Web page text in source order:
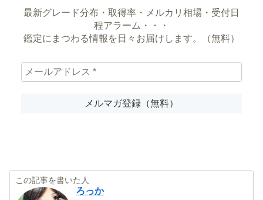
最新グレード分布・取得率・メルカリ相場・受付日
程アラーム・・・
鑑定にまつわる情報を日々お届けします。（無料）
この記事を書いた人
ろっか